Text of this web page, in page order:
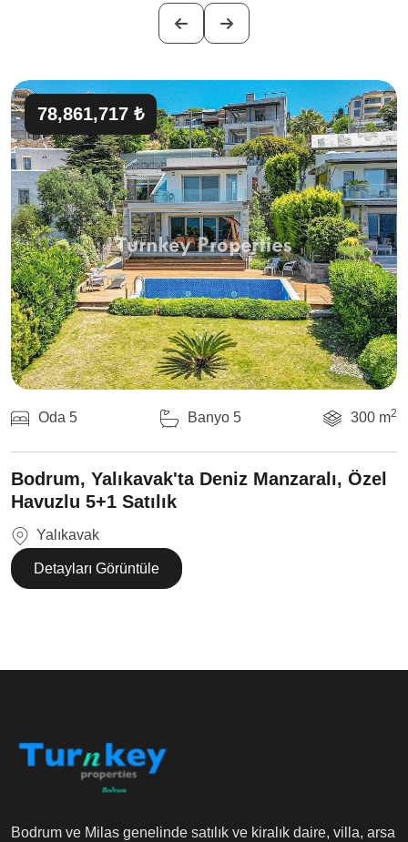
78,861,717 ₺
Oda 5 Banyo 5 300 m2
Bodrum, Yalıkavak'ta Deniz Manzaralı, Özel
Havuzlu 5+1 Satılık
Yalıkavak
Detayları Görüntüle
Bodrum ve Milas genelinde satılık ve kiralık daire, villa, arsa